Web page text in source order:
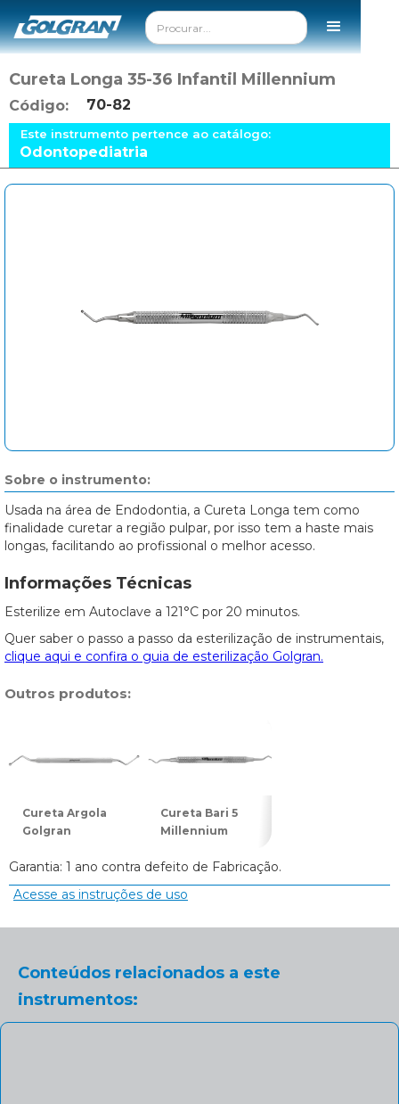
Cureta Longa 35-36 Infantil Millennium
Código: 70-82
Este instrumento pertence ao catálogo:
Odontopediatria
Sobre o instrumento:
Usada na área de Endodontia, a Cureta Longa tem como
finalidade curetar a região pulpar, por isso tem a haste mais
longas, facilitando ao profissional o melhor acesso.
Informações Técnicas
Esterilize em Autoclave a 121°C por 20 minutos.
Quer saber o passo a passo da esterilização de instrumentais,
clique aqui e confira o guia de esterilização Golgran.
Outros produtos:
Cureta Argola
Golgran
Cureta Bari 5
Millennium
Garantia: 1 ano contra defeito de Fabricação.
Acesse as instruções de uso
Conteúdos relacionados a este
instrumentos: